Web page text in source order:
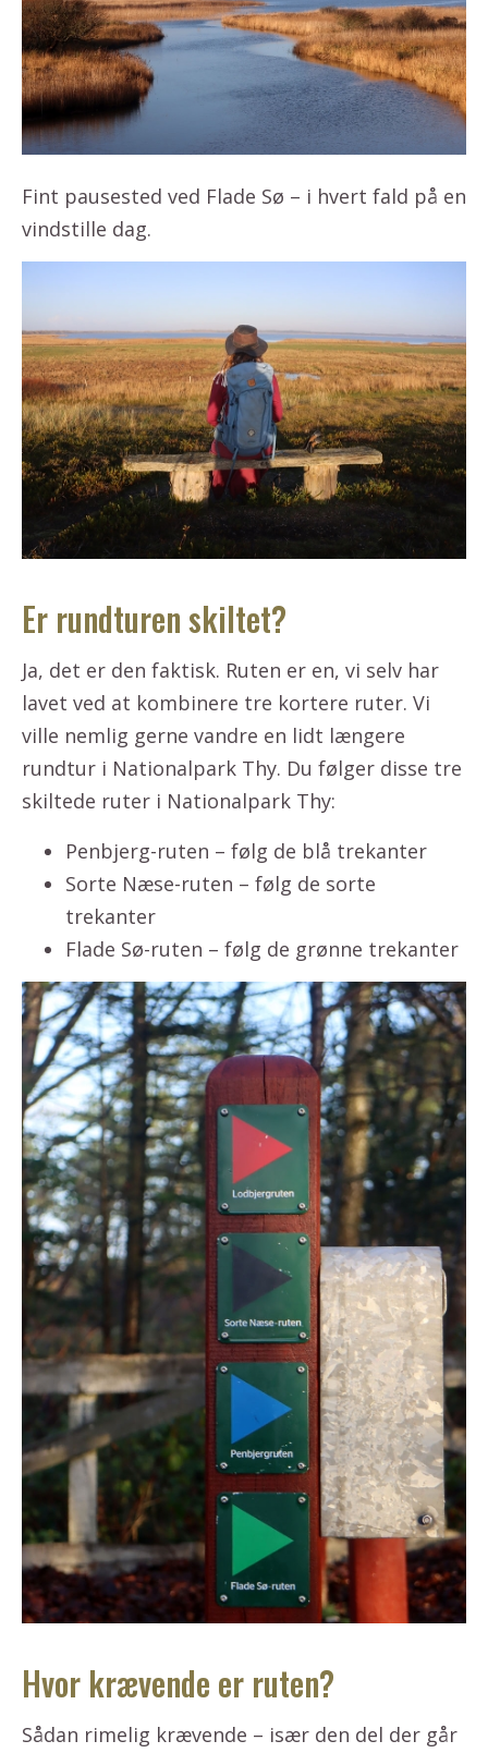
Fint pausested ved Flade Sø – i hvert fald på en
vindstille dag.
Er rundturen skiltet?
Ja, det er den faktisk. Ruten er en, vi selv har
lavet ved at kombinere tre kortere ruter. Vi
ville nemlig gerne vandre en lidt længere
rundtur i Nationalpark Thy. Du følger disse tre
skiltede ruter i Nationalpark Thy:
Penbjerg-ruten – følg de blå trekanter
Sorte Næse-ruten – følg de sorte
trekanter
Flade Sø-ruten – følg de grønne trekanter
Hvor krævende er ruten?
Sådan rimelig krævende – især den del der går